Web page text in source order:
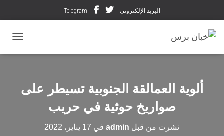
البريد الإلكتروني Telegram
ألوية العمالقة الجنوبية تسيطر على
صواريخ حوثية في حريب
نشرت من قبل admin في 17 يناير، 2022